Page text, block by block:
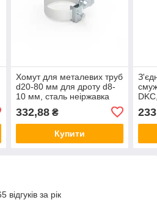
Хомут для металевих труб
d20-80 мм для дроту d8-
10 мм, сталь неіржавка
332,88₴
Купити
за рік